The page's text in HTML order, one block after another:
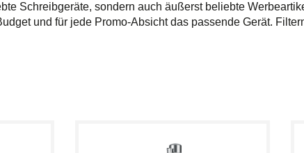
Schreibgeräte, sondern auch äußerst beliebte
und für jede Promo-Absicht das passende Gerät.